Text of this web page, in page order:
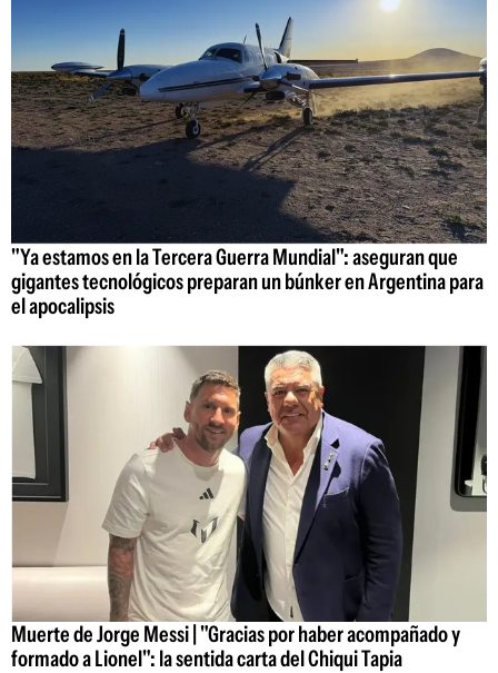
"Ya estamos en la Tercera Guerra Mundial": aseguran que
gigantes tecnológicos preparan un búnker en Argentina para
el apocalipsis
Muerte de Jorge Messi | "Gracias por haber acompañado y
formado a Lionel": la sentida carta del Chiqui Tapia